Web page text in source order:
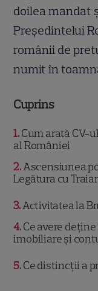
doilea mandat
Președintelui
românii de
numit în
Cuprins
1 Cum arată CV-
al României
2 Ascensiunea
Legătura cu
3 Activitatea la
4 Ce avere
imobiliare și
5 Ce distincții a